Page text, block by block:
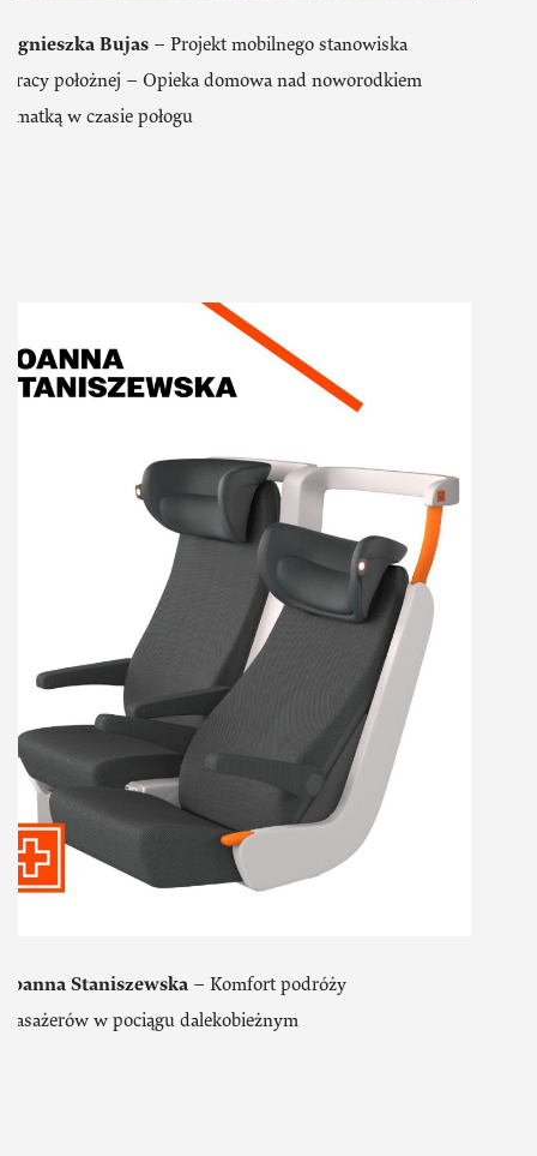
Agnieszka Bujas – Projekt mobilnego stanowiska
pracy położnej – Opieka domowa nad noworodkiem
i matką w czasie połogu
Joanna Staniszewska – Komfort podróży
pasażerów w pociągu dalekobieżnym